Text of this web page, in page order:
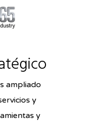
ampliado
y
y